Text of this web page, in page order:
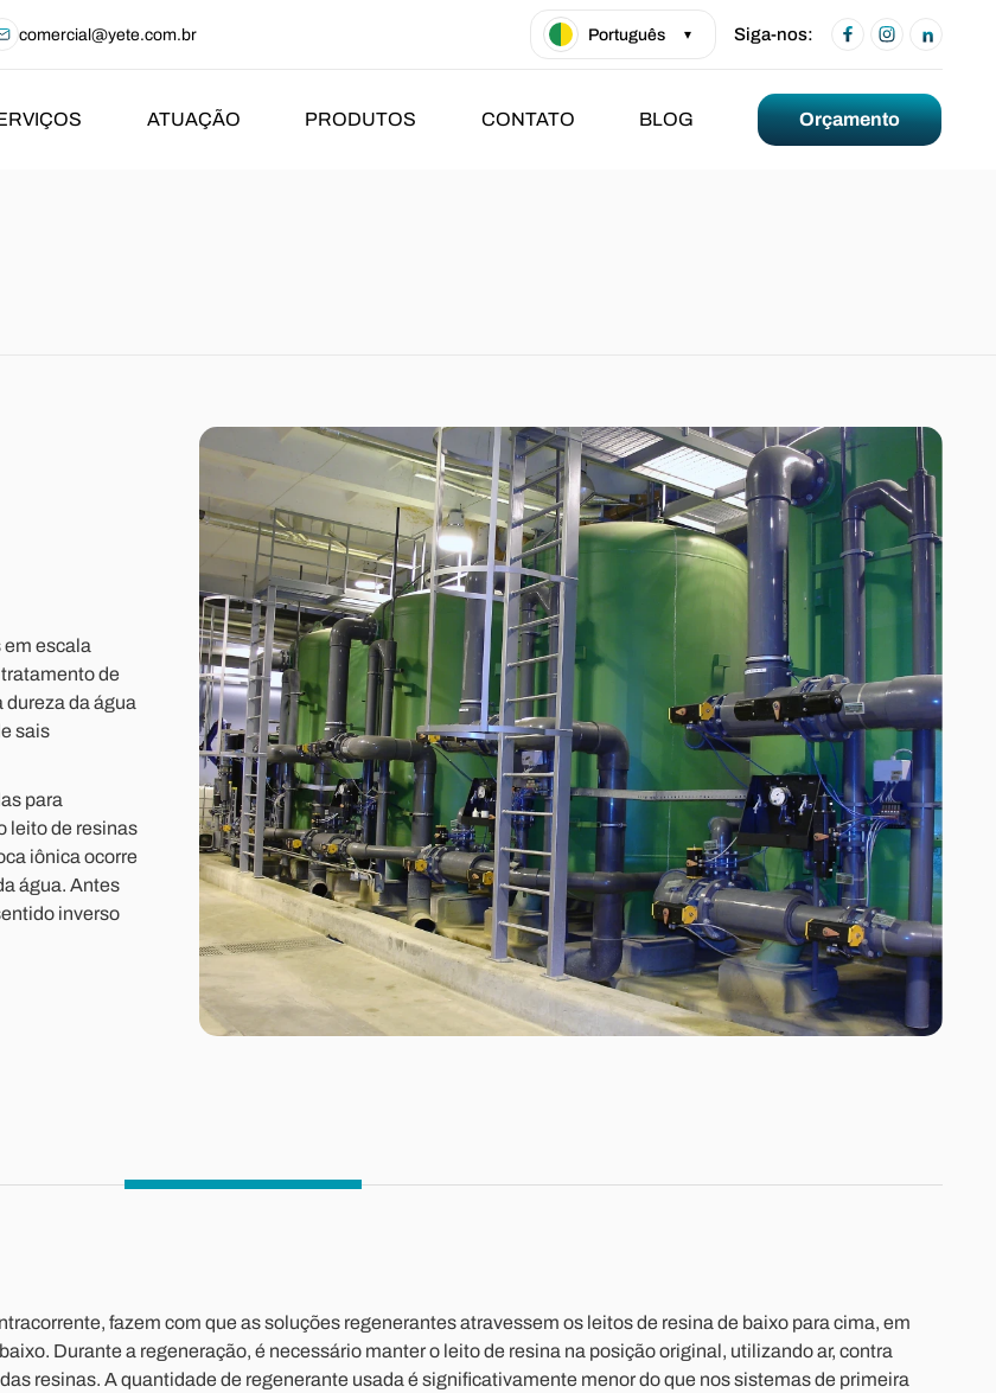
comercial@yete.com.br Português ▾ Siga-nos:
ATUAÇÃO PRODUTOS CONTATO BLOG Orçamento
em escala
de
da água
sais
para
leito de resinas
iônica ocorre
água. Antes
inverso
fazem com que as soluções regenerantes atravessem os leitos de resina de baixo para cima, em
Durante a regeneração, é necessário manter o leito de resina na posição original, utilizando ar, contra
resinas. A quantidade de regenerante usada é significativamente menor do que nos sistemas de primeira